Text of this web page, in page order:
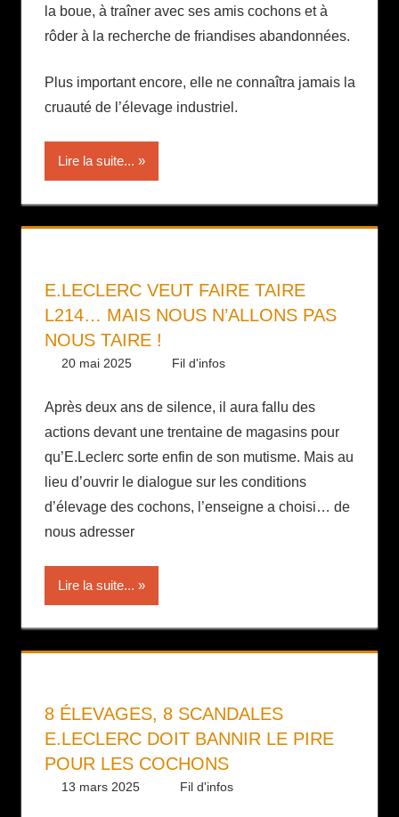
la boue, à traîner avec ses amis cochons et à
rôder à la recherche de friandises abandonnées.
Plus important encore, elle ne connaîtra jamais la
cruauté de l’élevage industriel.
Lire la suite...
E.LECLERC VEUT FAIRE TAIRE
L214… MAIS NOUS N’ALLONS PAS
NOUS TAIRE !
20 mai 2025 Daniel
Fil d'infos
Après deux ans de silence, il aura fallu des
actions devant une trentaine de magasins pour
qu’E.Leclerc sorte enfin de son mutisme. Mais au
lieu d’ouvrir le dialogue sur les conditions
d’élevage des cochons, l’enseigne a choisi… de
nous adresser
Lire la suite...
8 ÉLEVAGES, 8 SCANDALES
E.LECLERC DOIT BANNIR LE PIRE
POUR LES COCHONS
13 mars 2025 Daniel
Fil d'infos